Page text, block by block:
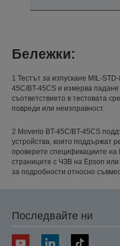
Бележки:
1 Тестът за изпускане MIL-
45C/BT-45CS и измерва
съответствието в тестовата
повреди или неизправност.
2 Moverio BT-45C/BT-45CS
устройства, които поддържат
проверете спецификациите на
страниците с ЧЗВ на Epson
за подробности относно
Последвайте ни